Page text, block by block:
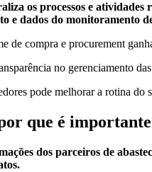
os processos e
e dados do monitoramento
compra e procurement
no gerenciamento
pode melhorar a rotina do
que é
dos parceiros de